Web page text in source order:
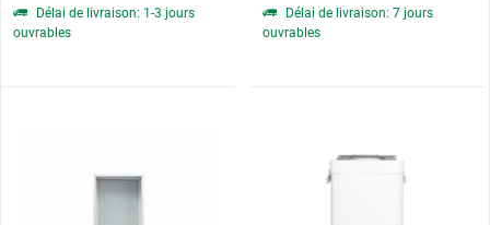
Délai de livraison: 1-3 jours
ouvrables
Délai de livraison: 7 jours
ouvrables